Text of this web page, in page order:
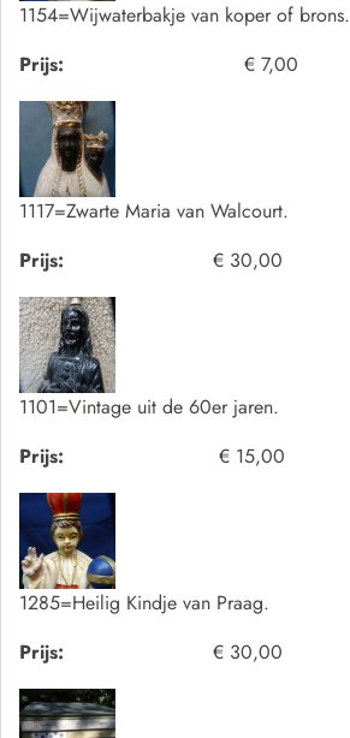
1154=Wijwaterbakje van koper of brons.
Prijs:
€ 7,00
1117=Zwarte Maria van Walcourt.
Prijs:
€ 30,00
1101=Vintage uit de 60er jaren.
Prijs:
€ 15,00
1285=Heilig Kindje van Praag.
Prijs:
€ 30,00